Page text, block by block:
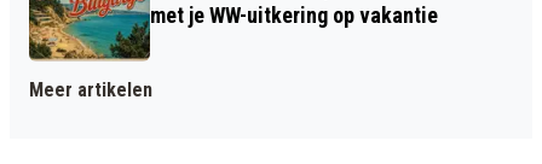
met je WW-uitkering op vakantie
Meer artikelen